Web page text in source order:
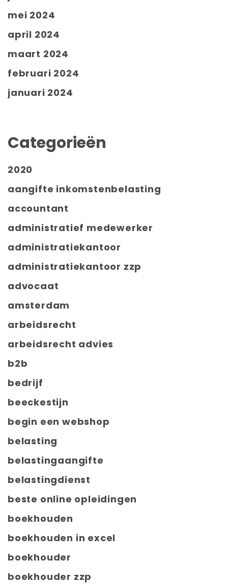
mei 2024
april 2024
maart 2024
februari 2024
januari 2024
Categorieën
2020
aangifte inkomstenbelasting
accountant
administratief medewerker
administratiekantoor
administratiekantoor zzp
advocaat
amsterdam
arbeidsrecht
arbeidsrecht advies
b2b
bedrijf
beeckestijn
begin een webshop
belasting
belastingaangifte
belastingdienst
beste online opleidingen
boekhouden
boekhouden in excel
boekhouder
boekhouder zzp